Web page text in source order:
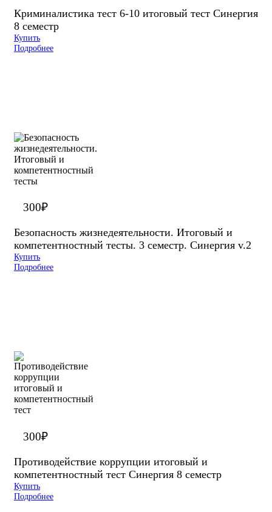
Криминалистика тест 6-10 итоговый тест Синергия
8 семестр
Купить
Подробнее
300₽
Безопасность жизнедеятельности. Итоговый и
компетентностный тесты. 3 семестр. Синергия v.2
Купить
Подробнее
300₽
Противодействие коррупции итоговый и
компетентностный тест Синергия 8 семестр
Купить
Подробнее